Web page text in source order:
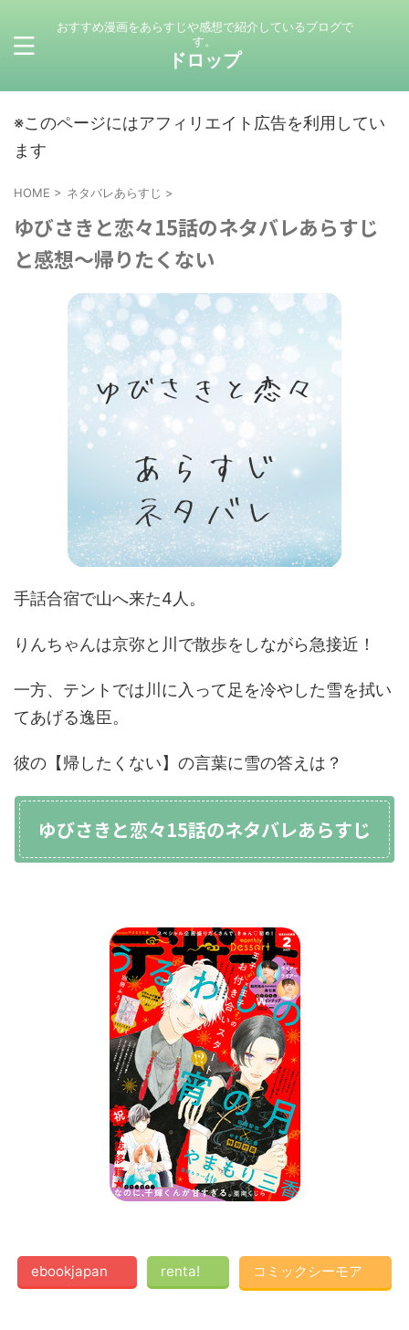
おすすめ漫画をあらすじや感想で紹介しているブログで
す。
ドロップ
※このページにはアフィリエイト広告を利用してい
ます
HOME > ネタバレあらすじ >
ゆびさきと恋々15話のネタバレあらすじ
と感想〜帰りたくない
手話合宿で山へ来た4人。
りんちゃんは京弥と川で散歩をしながら急接近！
一方、テントでは川に入って足を冷やした雪を拭い
てあげる逸臣。
彼の【帰したくない】の言葉に雪の答えは？
ゆびさきと恋々15話のネタバレあらすじ
ebookjapan renta! コミックシーモア